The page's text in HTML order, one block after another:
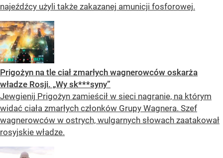
najeźdźcy użyli także zakazanej amunicji fosforowej.
Prigożyn na tle ciał zmarłych wagnerowców oskarża
władze Rosji. „Wy sk***syny”
Jewgienij Prigożyn zamieścił w sieci nagranie, na którym
widać ciała zmarłych członków Grupy Wagnera. Szef
wagnerowców w ostrych, wulgarnych słowach zaatakował
rosyjskie władze.